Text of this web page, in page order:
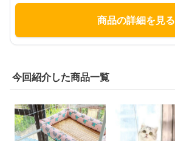
商品の詳細を見る
今回紹介した商品一覧